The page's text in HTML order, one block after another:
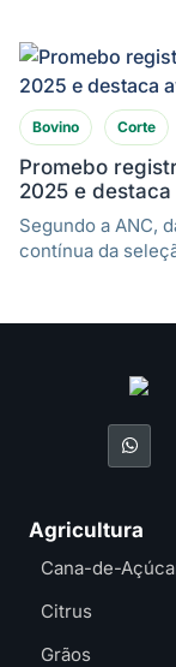
Bovino Corte
Promebo
2025 e
Segundo a ANC,
contínua da
Agricultura
Cana-de-
Citrus
Grãos